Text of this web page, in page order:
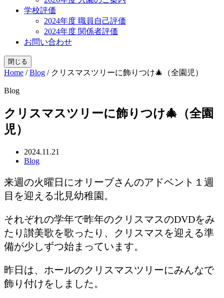
学校評価
2024年度 職員自己評価
2024年度 関係者評価
お問い合わせ
閉じる
Home /Blog / クリスマスツリーに飾りつけ🎄（全園児）
Blog
クリスマスツリーに飾りつけ🎄（全園
児）
2024.11.21
Blog
来週の火曜日にオリーブさんのアドベント１週
目を迎える北見幼稚園。
それぞれの学年で昨年のクリスマスのDVDをみ
たり讃美歌を歌ったり、クリスマスを迎える準
備が少しずつ始まっています。
昨日は、ホールのクリスマスツリーにみんなで
飾り付けをしました。